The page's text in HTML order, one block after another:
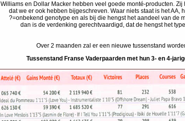
en Dollar Macker hebben veel goede monté-producten. Zij
dat we er ook hebben bijgeschreven. Waar niets staat is het AA,
?=onbekend genotype en als bij die hengst het aandeel van de
dan is de verdenking gerechtvaardigd, dat de hengst het
Over 2 maanden zal er een nieuwe tussenstand
Tussenstand Franse Vaderpaarden met hun 3- en 4-